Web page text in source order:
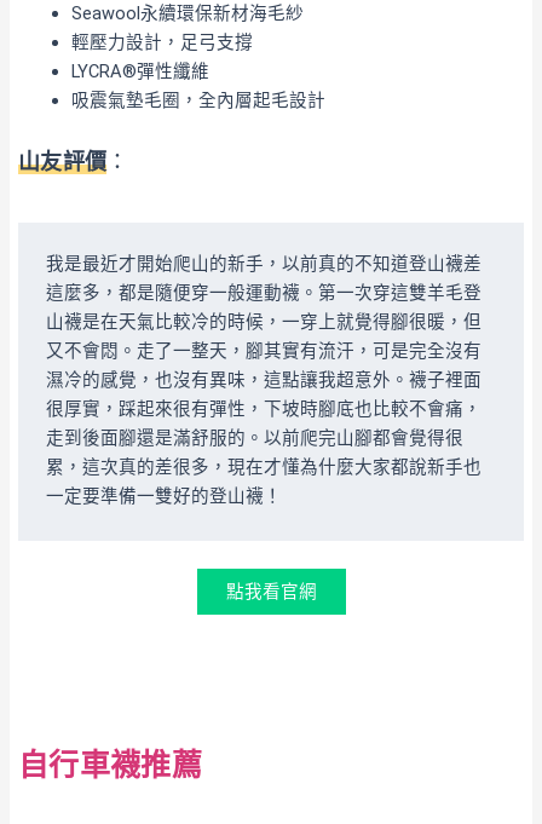
Seawool永續環保新材海毛紗
輕壓力設計，足弓支撐
LYCRA®彈性纖維
吸震氣墊毛圈，全內層起毛設計
山友評價 ：
我是最近才開始爬山的新手，以前真的不知道登山襪差
這麼多，都是隨便穿一般運動襪。第一次穿這雙羊毛登
山襪是在天氣比較冷的時候，一穿上就覺得腳很暖，但
又不會悶。走了一整天，腳其實有流汗，可是完全沒有
濕冷的感覺，也沒有異味，這點讓我超意外。襪子裡面
很厚實，踩起來很有彈性，下坡時腳底也比較不會痛，
走到後面腳還是滿舒服的。以前爬完山腳都會覺得很
累，這次真的差很多，現在才懂為什麼大家都說新手也
一定要準備一雙好的登山襪！
點我看官網
自行車襪推薦